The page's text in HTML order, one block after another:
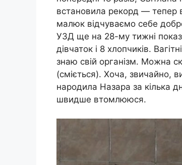
встановила рекорд — тепер
малюк відчуваємо себе
УЗД ще на 28-му тижні
дівчаток і 8 хлопчиків.
знаю свій організм. Можна
(сміється). Хоча, звичайно,
народила Назара за кілька
швидше втомлююся.